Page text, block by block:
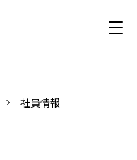
社員情報